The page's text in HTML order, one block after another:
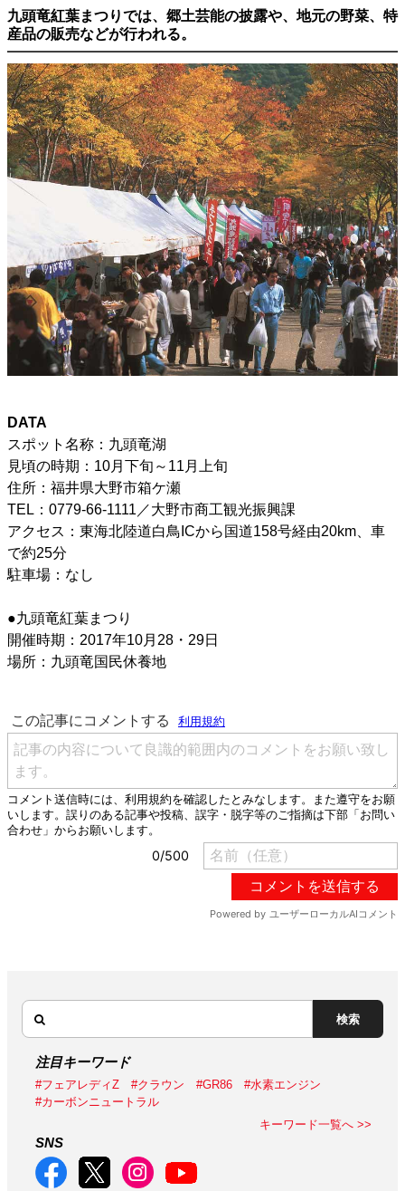
九頭竜紅葉まつりでは、郷土芸能の披露や、地元の野菜、特
産品の販売などが行われる。
DATA
スポット名称：九頭竜湖
見頃の時期：10月下旬～11月上旬
住所：福井県大野市箱ケ瀬
TEL：0779-66-1111／大野市商工観光振興課
アクセス：東海北陸道白鳥ICから国道158号経由20km、車
で約25分
駐車場：なし
●九頭竜紅葉まつり
開催時期：2017年10月28・29日
場所：九頭竜国民休養地
検索
注目キーワード
#フェアレディZ #クラウン #GR86
#水素エンジン
#カーボンニュートラル
キーワード一覧へ >>
SNS